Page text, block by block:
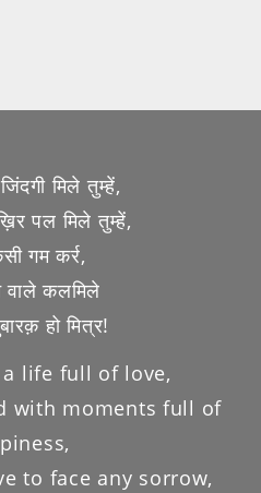
मिले तुम्हें,
पल मिले तुम्हें,
गम कर्र,
कलमिले
हो मित्र!
a life full of love,
with moments full of
to face any sorrow,